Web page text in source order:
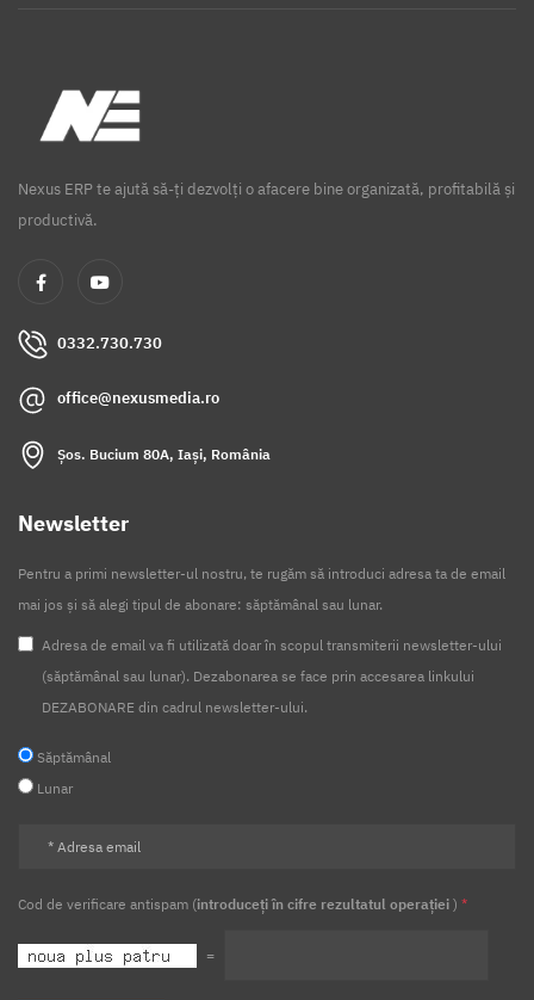
Nexus ERP te ajută să-ți dezvolți o afacere bine organizată, profitabilă și
productivă.
0332.730.730
office@nexusmedia.ro
Șos. Bucium 80A, Iași, România
Newsletter
Pentru a primi newsletter-ul nostru, te rugăm să introduci adresa ta de email
mai jos și să alegi tipul de abonare: săptămânal sau lunar.
Adresa de email va fi utilizată doar în scopul transmiterii newsletter-ului
(săptămânal sau lunar). Dezabonarea se face prin accesarea linkului
DEZABONARE din cadrul newsletter-ului.
Săptămânal
Lunar
Cod de verificare antispam (introduceți în cifre rezultatul operației ) *
=